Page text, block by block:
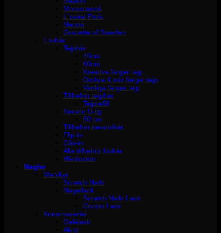
Moroccanoil
L´oréal Paris
Neccin
Grazette of Sweden
Löshår
Tejphår
40cm
60cm
Kreativa färger tejp
Ombre & mix färger tejp
Vanliga färger tejp
Tillbehör tejphår
Tejprefill
Keratin U-tip
50 cm
Tillbehör keratinhår
Flip in
Clip-in
Alla tillbehör löshår
Hårdockor
Naglar
Manikyr
Scratch Nails
Nagellack
Scratch Nails Lack
Cuccio Lack
Konstmaterial
Gelélack
Akryl